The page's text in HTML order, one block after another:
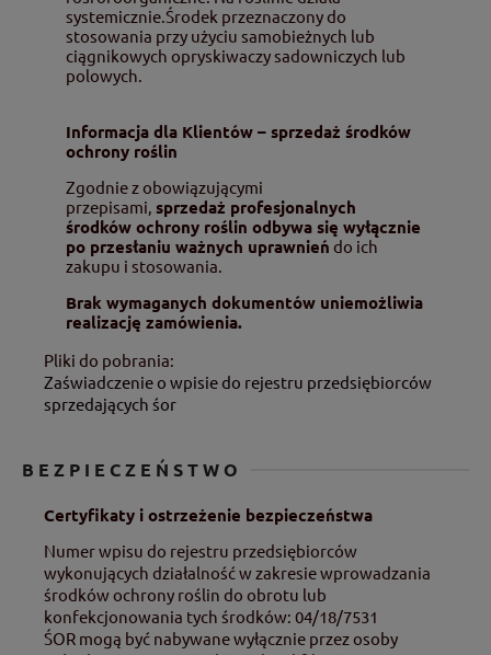
systemicznie.Środek przeznaczony do
stosowania przy użyciu samobieżnych lub
ciągnikowych opryskiwaczy sadowniczych lub
polowych.
Informacja dla Klientów – sprzedaż środków
ochrony roślin
Zgodnie z obowiązującymi
przepisami, sprzedaż profesjonalnych
środków ochrony roślin odbywa się wyłącznie
po przesłaniu ważnych uprawnień do ich
zakupu i stosowania.
Brak wymaganych dokumentów uniemożliwia
realizację zamówienia.
Pliki do pobrania:
Zaświadczenie o wpisie do rejestru przedsiębiorców
sprzedających śor
BEZPIECZEŃSTWO
Certyfikaty i ostrzeżenie bezpieczeństwa
Numer wpisu do rejestru przedsiębiorców
wykonujących działalność w zakresie wprowadzania
środków ochrony roślin do obrotu lub
konfekcjonowania tych środków: 04/18/7531
ŚOR mogą być nabywane wyłącznie przez osoby